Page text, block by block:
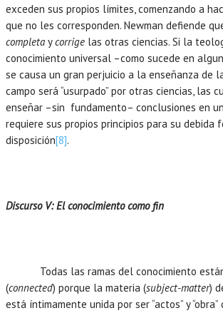
exceden sus propios límites, comenzando a
que no les corresponden. Newman defiende
completa ycorrige las otras ciencias. Si la
conocimiento universal –como sucede en
se causa un gran perjuicio a la enseñanza de
campo será “usurpado” por otras ciencias, las
enseñar –sin fundamento– conclusiones en
requiere sus propios principios para su debida
disposición[8].
Discurso V: El conocimiento como fin
Todas las ramas del conocimiento
(connected) porque la materia (subject-matter)
está íntimamente unida por ser “actos” y “obra”